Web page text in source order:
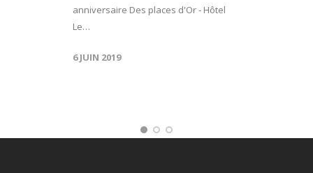
anniversaire Des places d'Or - Hôtel
Le…
6 JUIN 2019